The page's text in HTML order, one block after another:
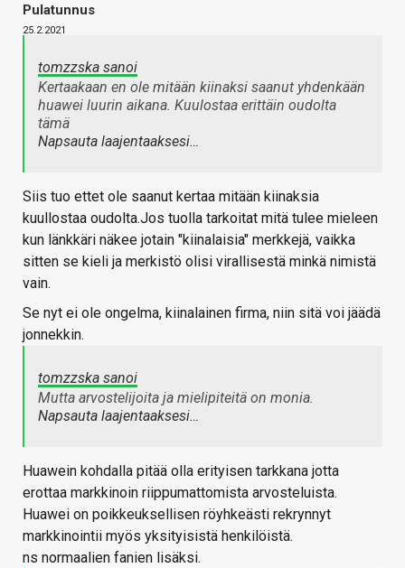
Pulatunnus
25.2.2021
tomzzska sanoi
Kertaakaan en ole mitään kiinaksi saanut yhdenkään
huawei luurin aikana. Kuulostaa erittäin oudolta
tämä
Napsauta laajentaaksesi…
Siis tuo ettet ole saanut kertaa mitään kiinaksia
kuullostaa oudolta.Jos tuolla tarkoitat mitä tulee mieleen
kun länkkäri näkee jotain "kiinalaisia" merkkejä, vaikka
sitten se kieli ja merkistö olisi virallisestä minkä nimistä
vain.
Se nyt ei ole ongelma, kiinalainen firma, niin sitä voi jäädä
jonnekkin.
tomzzska sanoi
Mutta arvostelijoita ja mielipiteitä on monia.
Napsauta laajentaaksesi…
Huawein kohdalla pitää olla erityisen tarkkana jotta
erottaa markkinoin riippumattomista arvosteluista.
Huawei on poikkeuksellisen röyhkeästi rekrynnyt
markkinointii myös yksityisistä henkilöistä.
ns normaalien fanien lisäksi.